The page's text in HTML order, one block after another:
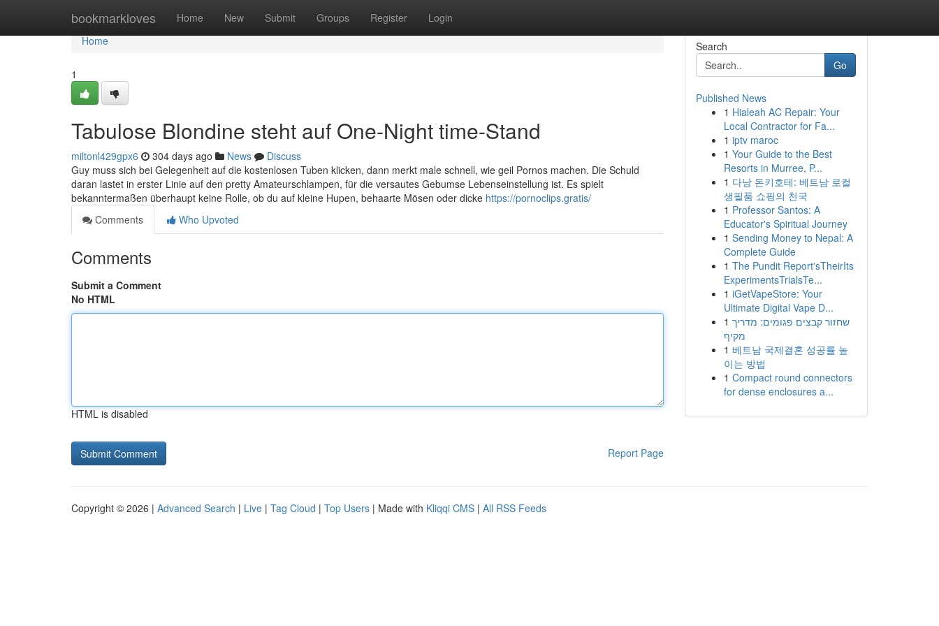
bookmarkloves Home New Submit Groups Register Login
Home
Home
1
Tabulose Blondine steht auf One-Night time-Stand
miltonl429gpx6 304 days ago News
Discuss
Guy muss sich bei Gelegenheit auf die kostenlosen Tuben klicken, dann merkt male schnell, wie geil Pornos machen. Die Schuld
daran lastet in erster Linie auf den pretty Amateurschlampen, für die versautes Gebumse Lebenseinstellung ist. Es spielt
bekanntermaßen überhaupt keine Rolle, ob du auf kleine Hupen, behaarte Mösen oder dicke https://pornoclips.gratis/
Comments
Who Upvoted
Comments
Submit a Comment
No HTML
HTML is disabled
Report Page
Search
Go
Published News
1 Hialeah AC Repair: Your
Local Contractor for Fa...
1 iptv maroc
1 Your Guide to the Best
Resorts in Murree, P...
1 다낭 돈키호테: 베트남 로컬
생필품 쇼핑의 천국
1 Professor Santos: A
Educator's Spiritual Journey
1 Sending Money to Nepal: A
Complete Guide
1 The Pundit Report'sTheirIts
ExperimentsTrialsTe...
1 iGetVapeStore: Your
Ultimate Digital Vape D...
1 שחזור קבצים פגומים: מדריך
מקיף
1 베트남 국제결혼 성공률 높
이는 방법
1 Compact round connectors
for dense enclosures a...
Copyright © 2026 | Advanced Search | Live | Tag Cloud | Top Users | Made with Kliqqi CMS | All RSS Feeds